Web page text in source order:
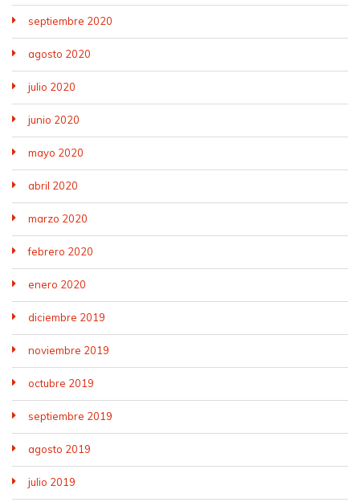
septiembre 2020
agosto 2020
julio 2020
junio 2020
mayo 2020
abril 2020
marzo 2020
febrero 2020
enero 2020
diciembre 2019
noviembre 2019
octubre 2019
septiembre 2019
agosto 2019
julio 2019